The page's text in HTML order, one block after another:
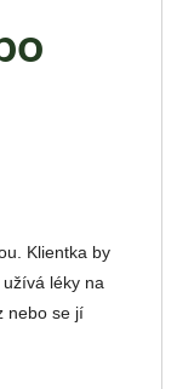
Klientka by
léky na
nebo se jí